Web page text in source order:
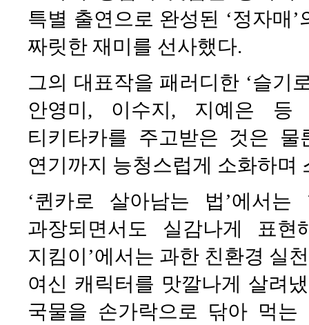
특별 출연으로 완성된 ‘정자매
짜릿한 재미를 선사했다.
그의 대표작을 패러디한 ‘슬기
안영미, 이수지, 지예은 등
티키타카를 주고받은 것은
연기까지 능청스럽게 소화하며
‘퀸카로 살아남는 법’에서
과장되면서도 실감나게 표
지킴이’에서는 과한 친환경 실
여신 캐릭터를 맛깔나게 살려
국물을 손가락으로 닦아 먹는